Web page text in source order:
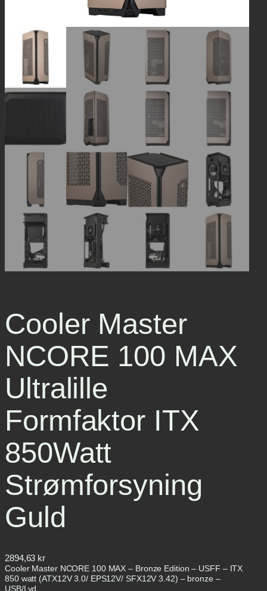
Cooler Master
NCORE 100 MAX
Ultralille
Formfaktor ITX
850Watt
Strømforsyning
Guld
2894,63 kr
Cooler Master NCORE 100 MAX – Bronze Edition – USFF – ITX
850 watt (ATX12V 3.0/ EPS12V/ SFX12V 3.42) – bronze –
USB/Lyd